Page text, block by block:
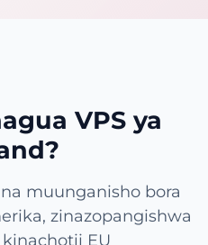
VPS ya
muunganisho bora
zinazopangishwa
EU